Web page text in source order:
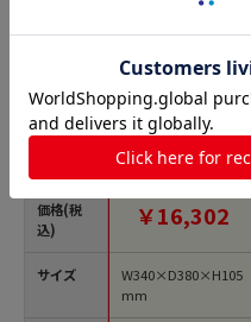
商品名
価格(税
込)
サイズ
ソフト補高便座 #5
文単位1個）【直送
品】
￥16,302
W340×D380×H105
mm